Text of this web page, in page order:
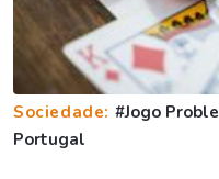
Sociedade: #Jogo
Portugal